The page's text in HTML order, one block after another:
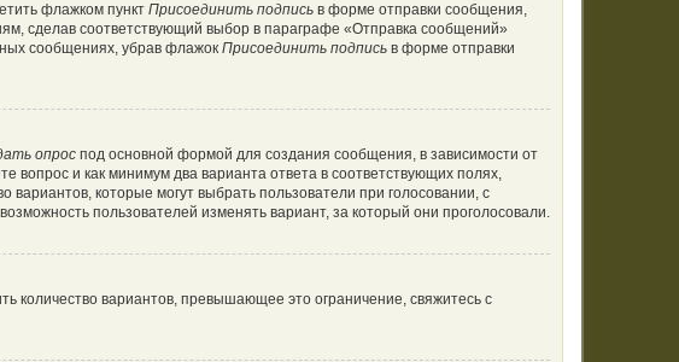
флажком пункт Присоединить подпись в форме отправки сообщения,
сделав соответствующий выбор в параграфе «Отправка сообщений»
сообщениях, убрав флажок Присоединить подпись в форме отправки
опрос под основной формой для создания сообщения, в зависимости от
вопрос и как минимум два варианта ответа в соответствующих полях,
вариантов, которые могут выбрать пользователи при голосовании, с
пользователей изменять вариант, за который они проголосовали.
количество вариантов, превышающее это ограничение, свяжитесь с